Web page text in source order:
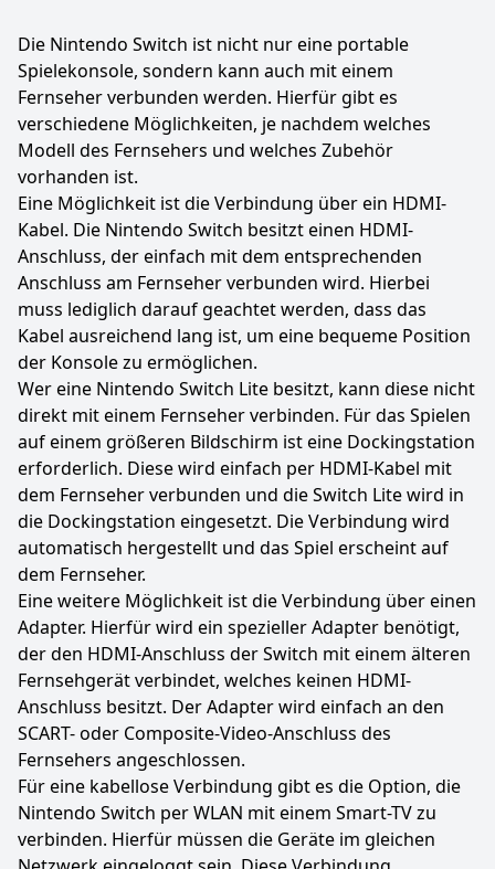
Die Nintendo Switch ist nicht nur eine portable
Spielekonsole, sondern kann auch mit einem
Fernseher verbunden werden. Hierfür gibt es
verschiedene Möglichkeiten, je nachdem welches
Modell des Fernsehers und welches Zubehör
vorhanden ist.
Eine Möglichkeit ist die Verbindung über ein HDMI-
Kabel. Die Nintendo Switch besitzt einen HDMI-
Anschluss, der einfach mit dem entsprechenden
Anschluss am Fernseher verbunden wird. Hierbei
muss lediglich darauf geachtet werden, dass das
Kabel ausreichend lang ist, um eine bequeme Position
der Konsole zu ermöglichen.
Wer eine Nintendo Switch Lite besitzt, kann diese nicht
direkt mit einem Fernseher verbinden. Für das Spielen
auf einem größeren Bildschirm ist eine Dockingstation
erforderlich. Diese wird einfach per HDMI-Kabel mit
dem Fernseher verbunden und die Switch Lite wird in
die Dockingstation eingesetzt. Die Verbindung wird
automatisch hergestellt und das Spiel erscheint auf
dem Fernseher.
Eine weitere Möglichkeit ist die Verbindung über einen
Adapter. Hierfür wird ein spezieller Adapter benötigt,
der den HDMI-Anschluss der Switch mit einem älteren
Fernsehgerät verbindet, welches keinen HDMI-
Anschluss besitzt. Der Adapter wird einfach an den
SCART- oder Composite-Video-Anschluss des
Fernsehers angeschlossen.
Für eine kabellose Verbindung gibt es die Option, die
Nintendo Switch per WLAN mit einem Smart-TV zu
verbinden. Hierfür müssen die Geräte im gleichen